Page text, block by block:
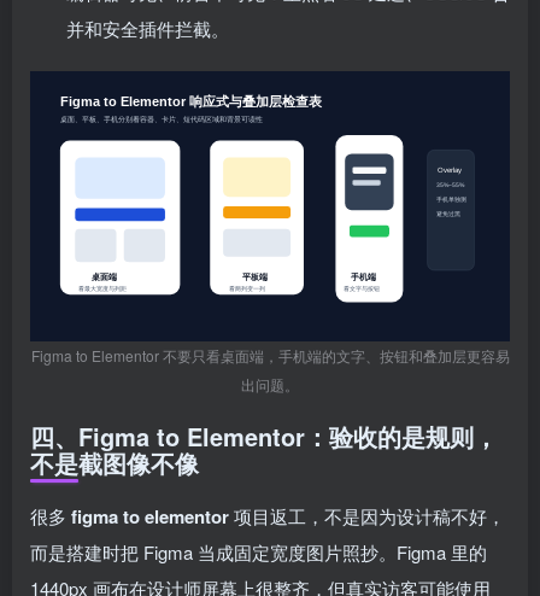
并和安全插件拦截。
Figma to Elementor 不要只看桌面端，手机端的文字、按钮和叠加层更容易
出问题。
四、Figma to Elementor：验收的是规则，
不是截图像不像
很多 figma to elementor项目返工，不是因为设计稿不好，
而是搭建时把 Figma 当成固定宽度图片照抄。Figma 里的
1440px 画布在设计师屏幕上很整齐，但真实访客可能使用